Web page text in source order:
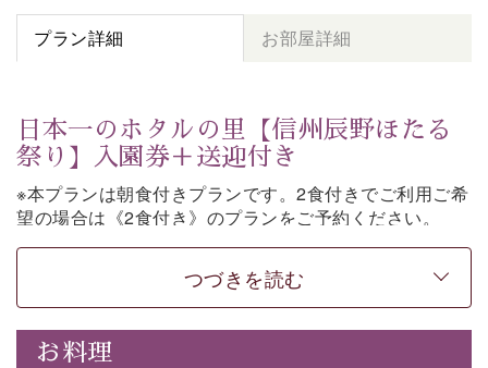
プラン詳細 お部屋詳細
日本一のホタルの里【信州辰野ほたる
祭り】入園券＋送迎付き
※本プランは朝食付きプランです。2食付きでご利用ご希
望の場合は《2食付き》のプランをご予約ください。
「日本一のホタルの里」として知られる辰野町・ほたる
そこで開催される【信州辰野ほたる祭り】への送迎と入
園券がついた期間限定プランをご用意いたしました。
つづきを読む
お料理